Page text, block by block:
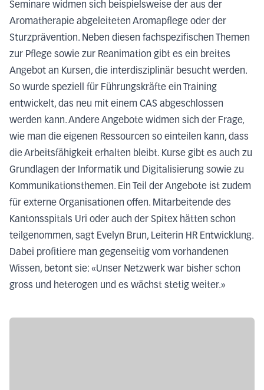
Seminare widmen sich beispielsweise der aus der
Aromatherapie abgeleiteten Aromapflege oder der
Sturzprävention. Neben diesen fachspezifischen Themen
zur Pflege sowie zur Reanimation gibt es ein breites
Angebot an Kursen, die interdisziplinär besucht werden.
So wurde speziell für Führungskräfte ein Training
entwickelt, das neu mit einem CAS abgeschlossen
werden kann. Andere Angebote widmen sich der Frage,
wie man die eigenen Ressourcen so einteilen kann, dass
die Arbeitsfähigkeit erhalten bleibt. Kurse gibt es auch zu
Grundlagen der Informatik und Digitalisierung sowie zu
Kommunikationsthemen. Ein Teil der Angebote ist zudem
für externe Organisationen offen. Mitarbeitende des
Kantonsspitals Uri oder auch der Spitex hätten schon
teilgenommen, sagt Evelyn Brun, Leiterin HR Entwicklung.
Dabei profitiere man gegenseitig vom vorhandenen
Wissen, betont sie: «Unser Netzwerk war bisher schon
gross und heterogen und es wächst stetig weiter.»